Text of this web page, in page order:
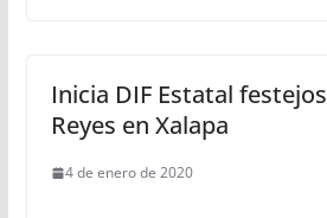
Inicia DIF Estatal
Reyes en Xalapa
4 de enero de 2020